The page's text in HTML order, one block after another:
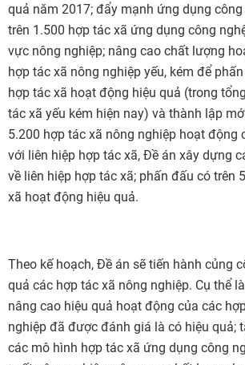
quả năm 2017; đẩy mạnh ứng dụng
trên 1.500 hợp tác xã ứng dụng công
vực nông nghiệp; nâng cao chất lượng
hợp tác xã nông nghiệp yếu, kém để
hợp tác xã hoạt động hiệu quả (trong
tác xã yếu kém hiện nay) và thành lập
5.200 hợp tác xã nông nghiệp hoạt động
với liên hiệp hợp tác xã, Đề án xây dựng
về liên hiệp hợp tác xã; phấn đấu có trên
xã hoạt động hiệu quả.
Theo kế hoạch, Đề án sẽ tiến hành củng
quả các hợp tác xã nông nghiệp. Cụ thể
nâng cao hiệu quả hoạt động của các
nghiệp đã được đánh giá là có hiệu quả;
các mô hình hợp tác xã ứng dụng công